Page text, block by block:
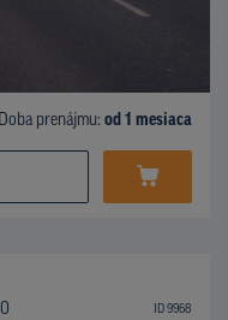
Doba prenájmu: od 1 mesiaca
ID 9968